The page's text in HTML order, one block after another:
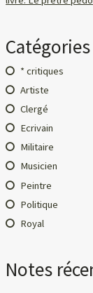
Catégories
* critiques
Artiste
Clergé
Ecrivain
Militaire
Musicien
Peintre
Politique
Royal
Notes